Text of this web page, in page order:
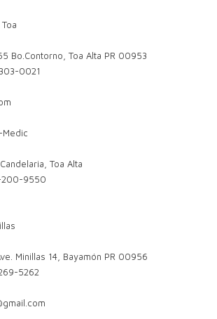
Bo.Contorno, Toa Alta PR 00953
0021
Toa Alta
200-9550
Minillas 14, Bayamón PR 00956
5262